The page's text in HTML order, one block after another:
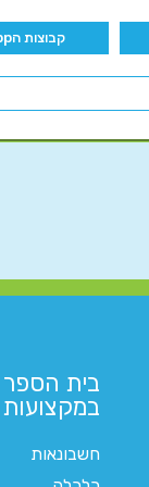
קבוצות הWhatsApp
בית
במקצועות
חשבונאות